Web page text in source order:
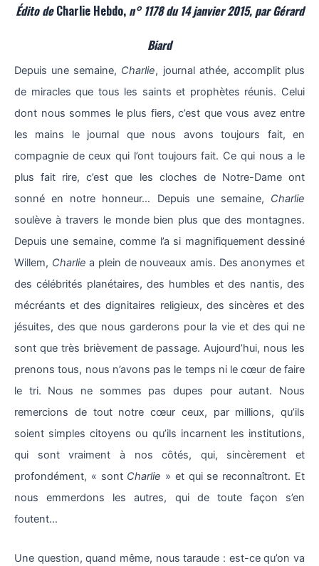
Édito deCharlie Hebdo,n° 1178 du 14 janvier 2015, par Gérard
Biard
Depuis une semaine, Charlie, journal athée, accomplit plus
de miracles que tous les saints et prophètes réunis. Celui
dont nous sommes le plus fiers, c’est que vous avez entre
les mains le journal que nous avons toujours fait, en
compagnie de ceux qui l’ont toujours fait. Ce qui nous a le
plus fait rire, c’est que les cloches de Notre-Dame ont
sonné en notre honneur… Depuis une semaine, Charlie
soulève à travers le monde bien plus que des montagnes.
Depuis une semaine, comme l’a si magnifiquement dessiné
Willem, Charlie a plein de nouveaux amis. Des anonymes et
des célébrités planétaires, des humbles et des nantis, des
mécréants et des dignitaires religieux, des sincères et des
jésuites, des que nous garderons pour la vie et des qui ne
sont que très brièvement de passage. Aujourd’hui, nous les
prenons tous, nous n’avons pas le temps ni le cœur de faire
le tri. Nous ne sommes pas dupes pour autant. Nous
remercions de tout notre cœur ceux, par millions, qu’ils
soient simples citoyens ou qu’ils incarnent les institutions,
qui sont vraiment à nos côtés, qui, sincèrement et
profondément, « sont Charlie » et qui se reconnaîtront. Et
nous emmerdons les autres, qui de toute façon s’en
foutent…
Une question, quand même, nous taraude : est-ce qu’on va